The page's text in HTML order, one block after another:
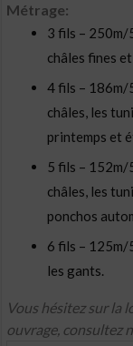
Métrage:
3 fils – 250m/
châles fines
4 fils – 186m/
châles, les
printemps et
5 fils – 152m/
châles, les
ponchos
6 fils – 125m/
les gants.
Vous hésitez sur la
ouvrage, consultez